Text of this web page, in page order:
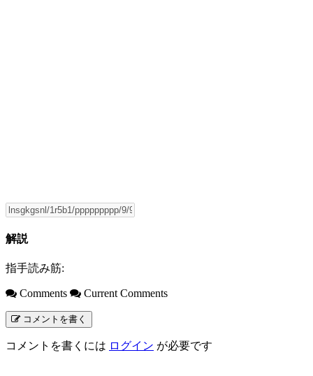
解説
指手読み筋:
Comments Current Comments
コメントを書く
コメントを書くには ログイン が必要です